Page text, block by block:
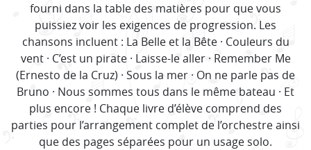
fourni dans la table des matières pour que vous
puissiez voir les exigences de progression. Les
chansons incluent : La Belle et la Bête · Couleurs du
vent · C’est un pirate · Laisse-le aller · Remember Me
(Ernesto de la Cruz) · Sous la mer · On ne parle pas de
Bruno · Nous sommes tous dans le même bateau · Et
plus encore ! Chaque livre d’élève comprend des
parties pour l’arrangement complet de l’orchestre ainsi
que des pages séparées pour un usage solo.